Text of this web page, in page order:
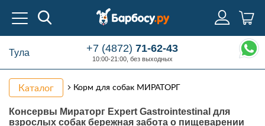
Тула +7 (4872)71-62-43
10:00-21:00, без выходных
Каталог Корм для собак МИРАТОРГ
Консервы Мираторг Expert Gastrointestinal для
взрослых собак бережная забота о пищеварении